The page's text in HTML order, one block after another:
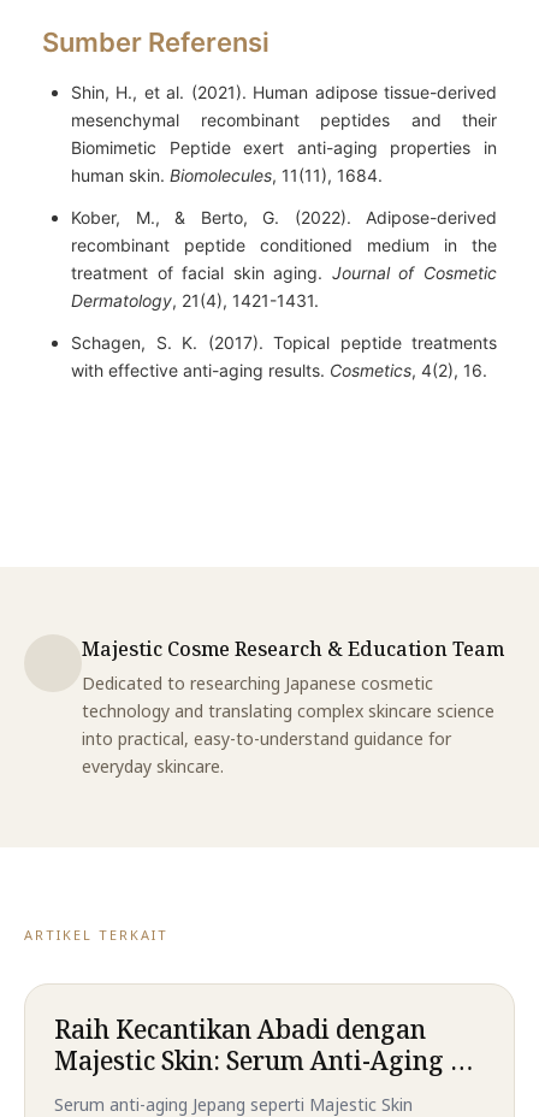
Sumber Referensi
Shin, H., et al. (2021). Human adipose tissue-derived
mesenchymal recombinant peptides and their
Biomimetic Peptide exert anti-aging properties in
human skin. Biomolecules, 11(11), 1684.
Kober, M., & Berto, G. (2022). Adipose-derived
recombinant peptide conditioned medium in the
treatment of facial skin aging. Journal of Cosmetic
Dermatology, 21(4), 1421-1431.
Schagen, S. K. (2017). Topical peptide treatments
with effective anti-aging results. Cosmetics, 4(2), 16.
Majestic Cosme Research & Education Team
Dedicated to researching Japanese cosmetic
technology and translating complex skincare science
into practical, easy-to-understand guidance for
everyday skincare.
ARTIKEL TERKAIT
Raih Kecantikan Abadi dengan
Majestic Skin: Serum Anti-Aging &
Kolagen No.1 dari Jepang
Serum anti-aging Jepang seperti Majestic Skin